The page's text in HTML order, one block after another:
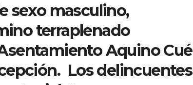
sexo masculino,
terraplenado
Aquino Cué
Los delincuentes